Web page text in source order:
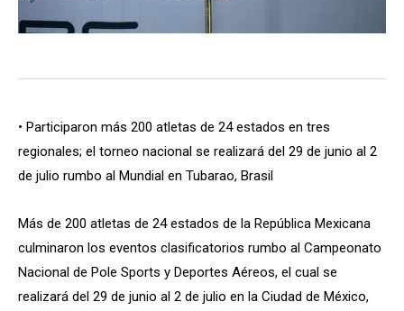
• Participaron más 200 atletas de 24 estados en tres
regionales; el torneo nacional se realizará del 29 de junio al 2
de julio rumbo al Mundial en Tubarao, Brasil
Más de 200 atletas de 24 estados de la República Mexicana
culminaron los eventos clasificatorios rumbo al Campeonato
Nacional de Pole Sports y Deportes Aéreos, el cual se
realizará del 29 de junio al 2 de julio en la Ciudad de México,